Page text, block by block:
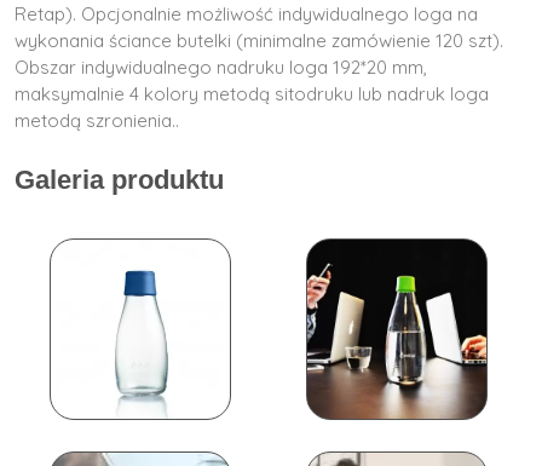
Retap). Opcjonalnie możliwość indywidualnego loga na
wykonania ściance butelki (minimalne zamówienie 120 szt).
Obszar indywidualnego nadruku loga 192*20 mm,
maksymalnie 4 kolory metodą sitodruku lub nadruk loga
metodą szronienia..
Galeria produktu